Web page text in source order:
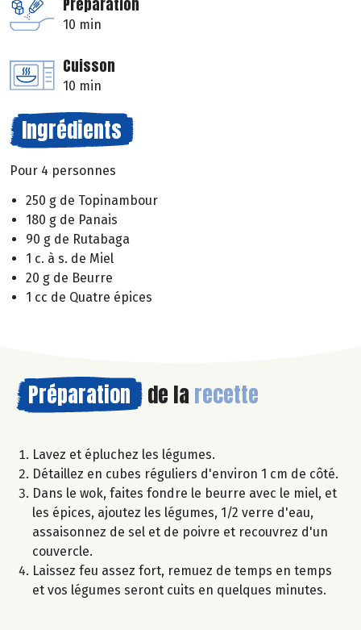
Préparation
10 min
Cuisson
10 min
Ingrédients
Pour 4 personnes
250 g de Topinambour
180 g de Panais
90 g de Rutabaga
1 c. à s. de Miel
20 g de Beurre
1 cc de Quatre épices
Préparation de la recette
Lavez et épluchez les légumes.
Détaillez en cubes réguliers d'environ 1 cm de côté.
Dans le wok, faites fondre le beurre avec le miel, et
les épices, ajoutez les légumes, 1/2 verre d'eau,
assaisonnez de sel et de poivre et recouvrez d'un
couvercle.
Laissez feu assez fort, remuez de temps en temps
et vos légumes seront cuits en quelques minutes.